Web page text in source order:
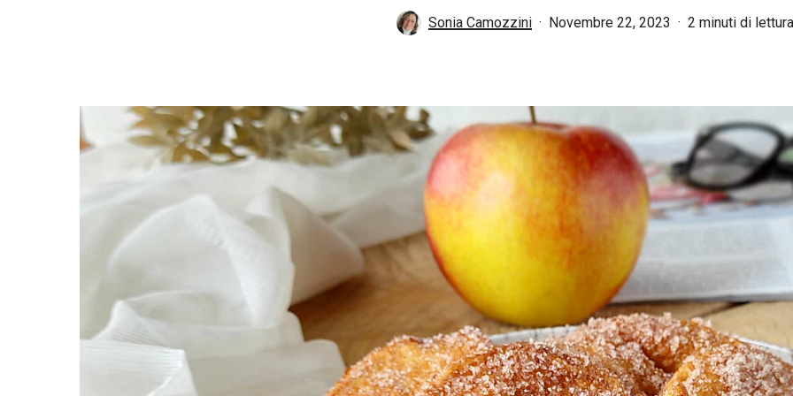
Premi invio per cercare o ESC per uscire
Sonia Camozzini Novembre 22, 2023 2 minuti di lettura